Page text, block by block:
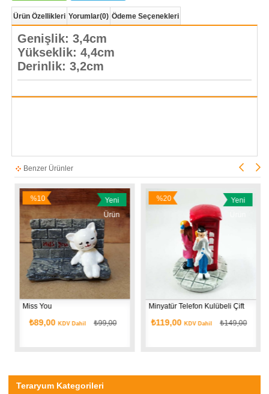
Ürün Özellikleri Yorumlar(0) Ödeme Seçenekleri
Genişlik: 3,4cm
Yükseklik: 4,4cm
Derinlik: 3,2cm
Benzer Ürünler
Miss You
₺89,00KDV Dahil ₺99,00
%10
Yeni
Ürün
Minyatür Telefon Kulübeli Çift
₺119,00KDV Dahil ₺149,00
%20
Yeni
Ürün
Teraryum Kategorileri